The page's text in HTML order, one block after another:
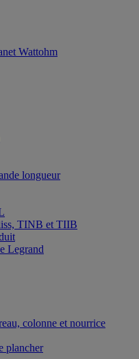
Wattohm
longueur
TINB et TIIB
Legrand
colonne et nourrice
plancher